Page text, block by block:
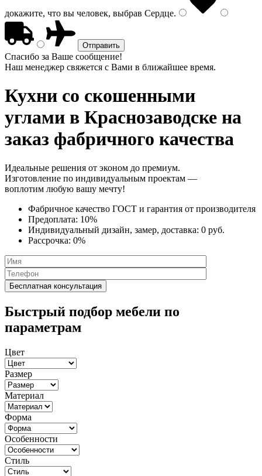
докажите, что вы человек, выбрав Сердце.
Спасибо за Ваше сообщение!
Наш менеджер свяжется с Вами в ближайшее время.
Кухни со скошенными
углами в Краснозаводске на
заказ фабричного качества
Идеальные решения от эконом до премиум.
Изготовление по индивидуальным проектам —
воплотим любую вашу мечту!
Фабричное качество ГОСТ и гарантия от производителя
Предоплата: 10%
Индивидуальный дизайн, замер, доставка: 0 руб.
Рассрочка: 0%
Быстрый подбор мебели по
параметрам
Цвет
Размер
Материал
Форма
Особенности
Стиль